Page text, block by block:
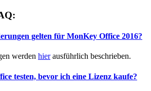
gelten für MonKey Office 2016?
werden hierausführlich beschrieben.
testen, bevor ich eine Lizenz kaufe?